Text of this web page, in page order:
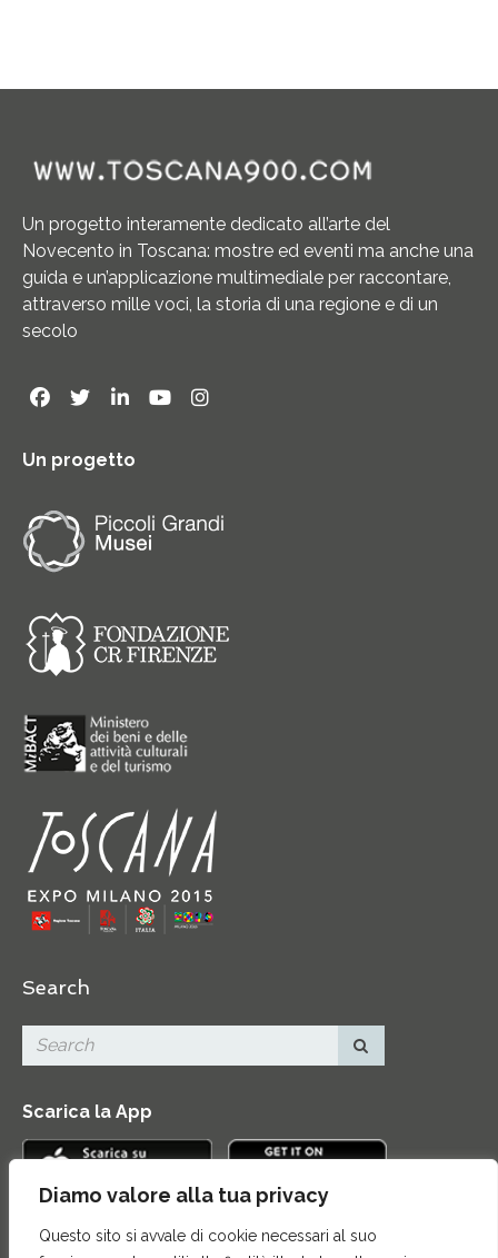
Diamo valore alla tua privacy
Questo sito si avvale di cookie necessari al suo
Un progetto interamente dedicato all’arte del
Novecento in Toscana: mostre ed eventi ma anche una
guida e un’applicazione multimediale per raccontare,
attraverso mille voci, la storia di una regione e di un
secolo
Un progetto
Search
Scarica la App
Contatti|Area Stampa|Mappa del sito |Credits